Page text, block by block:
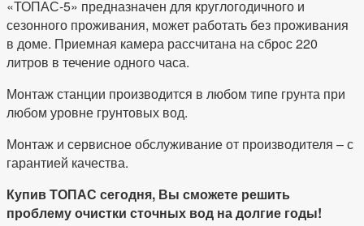
«ТОПАС-5» предназначен для круглогодичного и
сезонного проживания, может работать без проживания
в доме. Приемная камера рассчитана на сброс 220
литров в течение одного часа.
Монтаж станции производится в любом типе грунта при
любом уровне грунтовых вод.
Монтаж и сервисное обслуживание от производителя – с
гарантией качества.
Купив ТОПАС сегодня, Вы сможете решить
проблему очистки сточных вод на долгие годы!